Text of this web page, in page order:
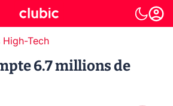
Tech
6.7 millions de